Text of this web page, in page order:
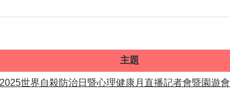
主題
世界自殺防治日暨心理健康月直播記者會暨園遊會